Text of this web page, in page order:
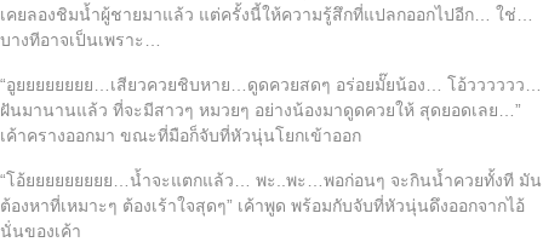
เคยลองชิมน้ำผู้ชายมาแล้ว แต่ครั้งนี้ให้ความรู้สึกที่แปลกออกไปอีก… ใช่…
บางทีอาจเป็นเพราะ…
“อูยยยยยยยย…เสียวควยชิบหาย…ดูดควยสดๆ อร่อยมั๊ยน้อง… โอ้วววววว…
ฝันมานานแล้ว ที่จะมีสาวๆ หมวยๆ อย่างน้องมาดูดควยให้ สุดยอดเลย…”
เค้าครางออกมา ขณะที่มือก็จับที่หัวนุ่นโยกเข้าออก
“โอ้ยยยยยยยยย…น้ำจะแตกแล้ว… พะ..พะ…พอก่อนๆ จะกินน้ำควยทั้งที มัน
ต้องหาที่เหมาะๆ ต้องเร้าใจสุดๆ” เค้าพูด พร้อมกับจับที่หัวนุ่นดึงออกจากไอ้
นั่นของเค้า